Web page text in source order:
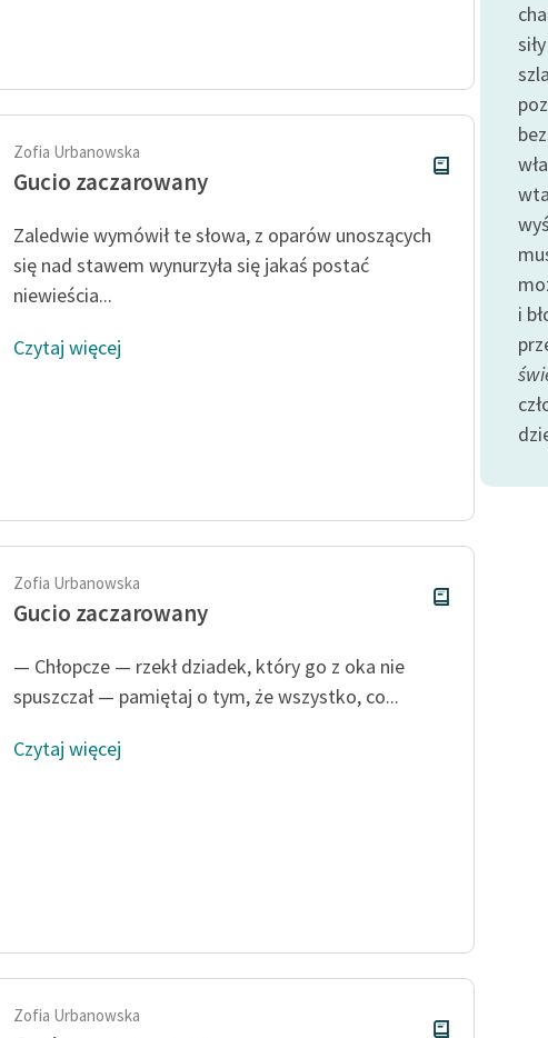
Odkurzamy bohaterów
Zofia Urbanowska
Gucio zaczarowany
Zaledwie wymówił te słowa, z oparów unoszących
się nad stawem wynurzyła się jakaś postać
niewieścia...
Czytaj więcej
Zofia Urbanowska
Gucio zaczarowany
— Chłopcze — rzekł dziadek, który go z oka nie
spuszczał — pamiętaj o tym, że wszystko, co...
Czytaj więcej
Zofia Urbanowska
i